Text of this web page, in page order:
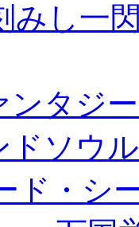
みし一
ンタジ
ドソウ
ド・シ